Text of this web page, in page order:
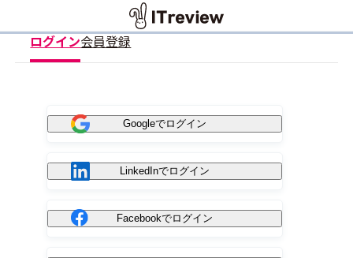
ログイン会員登録
Googleでログイン
LinkedInでログイン
Facebookでログイン